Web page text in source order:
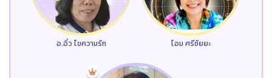
อ.อิ๋ว ไขความรัก โอม ศรีชัยยะ